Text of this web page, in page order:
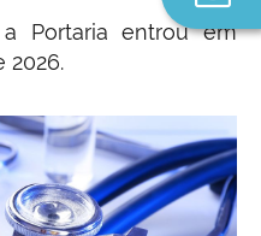
Portaria entrou em
2026.